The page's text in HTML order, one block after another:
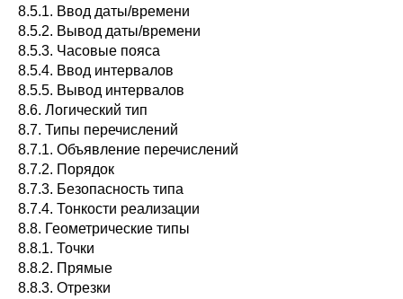
8.5.1. Ввод даты/времени
8.5.2. Вывод даты/времени
8.5.3. Часовые пояса
8.5.4. Ввод интервалов
8.5.5. Вывод интервалов
8.6. Логический тип
8.7. Типы перечислений
8.7.1. Объявление перечислений
8.7.2. Порядок
8.7.3. Безопасность типа
8.7.4. Тонкости реализации
8.8. Геометрические типы
8.8.1. Точки
8.8.2. Прямые
8.8.3. Отрезки